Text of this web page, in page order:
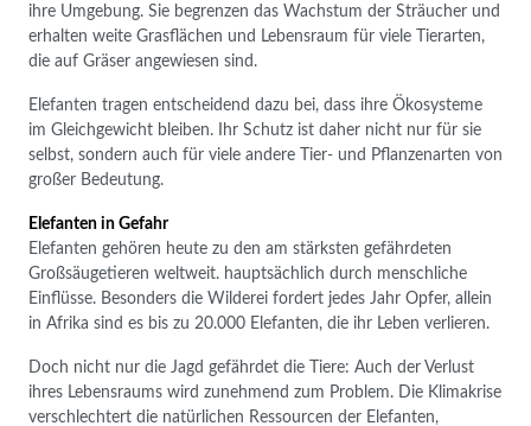
ihre Umgebung. Sie begrenzen das Wachstum der Sträucher und
erhalten weite Grasflächen und Lebensraum für viele Tierarten,
die auf Gräser angewiesen sind.
Elefanten tragen entscheidend dazu bei, dass ihre Ökosysteme
im Gleichgewicht bleiben. Ihr Schutz ist daher nicht nur für sie
selbst, sondern auch für viele andere Tier- und Pflanzenarten von
großer Bedeutung.
Elefanten in Gefahr
Elefanten gehören heute zu den am stärksten gefährdeten
Großsäugetieren weltweit. hauptsächlich durch menschliche
Einflüsse. Besonders die Wilderei fordert jedes Jahr Opfer, allein
in Afrika sind es bis zu 20.000 Elefanten, die ihr Leben verlieren.
Doch nicht nur die Jagd gefährdet die Tiere: Auch der Verlust
ihres Lebensraums wird zunehmend zum Problem. Die Klimakrise
verschlechtert die natürlichen Ressourcen der Elefanten,